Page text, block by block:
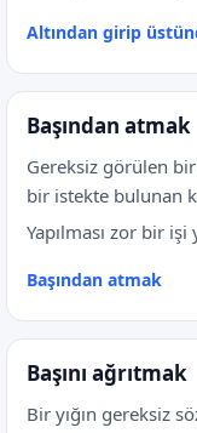
Altından girip
Başından atmak
Gereksiz görülen
bir istekte bulunan
Yapılması zor bir
Başından atmak
Başını ağrıtmak
Bir yığın gereksiz